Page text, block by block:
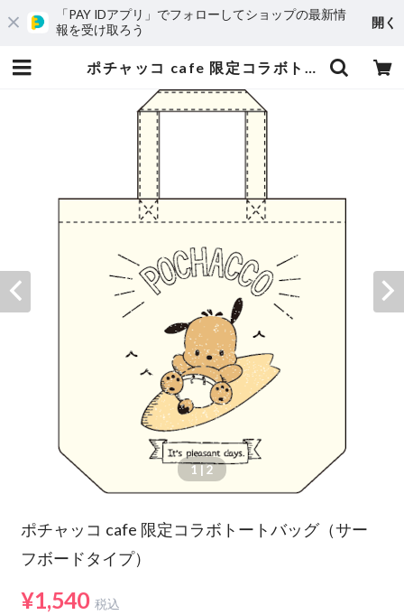
「PAY IDアプリ」でフォローしてショップの最新情
報を受け取ろう
開く
ポチャッコ cafe 限定コラボトートバッグ（サーフボードタイプ） | madnm
1 | 2
ポチャッコ cafe 限定コラボトートバッグ（サー
フボードタイプ）
¥1,540 税込